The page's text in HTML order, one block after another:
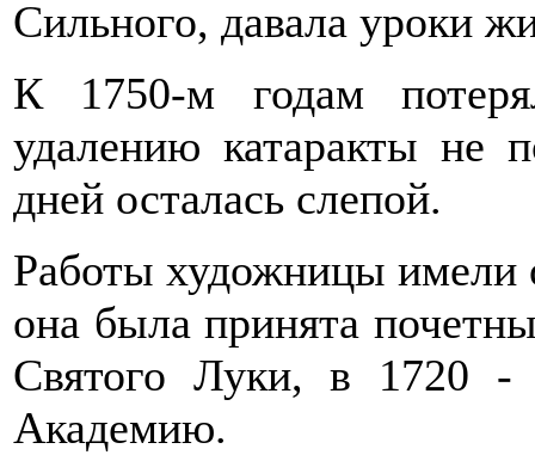
Сильного, давала уроки
К 1750-м годам
удалению катаракты не
дней осталась слепой.
Работы художницы имели
она была принята
Святого Луки, в 1720 -
Академию.